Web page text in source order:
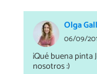
Olga
06/09/
¡Qué buena
nosotros :)